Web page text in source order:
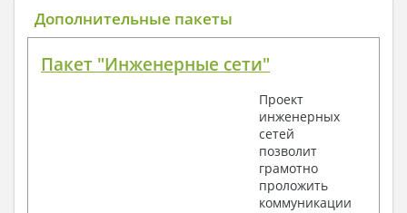
1. Архитектурный раздел:
План координационных осей
Поэтажные маркировочные планы с
Разрезы и состав конструкций
Фасады с ведомостью внешних отделок
Элементы проемов – спецификация
Ведомость перемычек – сечения и
Дополнительные пакеты
Пакет "Инженерные сети"
Проект
инженерных
сетей
позволит
грамотно
проложить
коммуникации